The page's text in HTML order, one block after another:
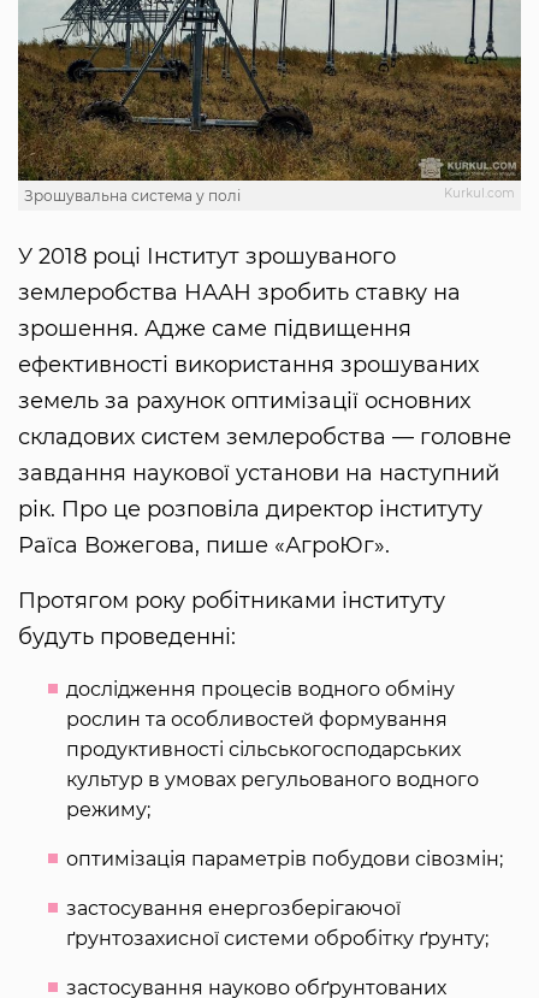
Kurkul.com
Зрошувальна система у полі
У 2018 році Інститут зрошуваного
землеробства НААН зробить ставку на
зрошення. Адже саме підвищення
ефективності використання зрошуваних
земель за рахунок оптимізації основних
складових систем землеробства — головне
завдання наукової установи на наступний
рік. Про це розповіла директор інституту
Раїса Вожегова, пише «АгроЮг».
Протягом року робітниками інституту
будуть проведенні:
дослідження процесів водного обміну
рослин та особливостей формування
продуктивності сільськогосподарських
культур в умовах регульованого водного
режиму;
оптимізація параметрів побудови сівозмін;
застосування енергозберігаючої
ґрунтозахисної системи обробітку ґрунту;
застосування науково обґрунтованих